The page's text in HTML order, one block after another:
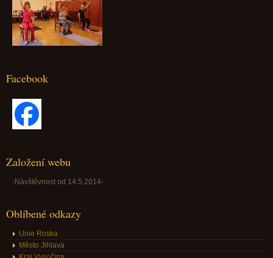
Facebook
Založení webu
-Návštěvnost od 14.5.2014-
Oblíbené odkazy
Unie Roska
Město Jihlava